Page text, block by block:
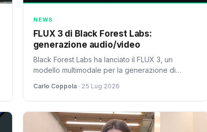
NEWS
FLUX 3 di Black Forest Labs:
generazione audio/video
Black Forest Labs ha lanciato il FLUX 3, un
modello multimodale per la generazione di
progettato per connettere diverse applicazioni di
intelligenza visiva in modo innovativo.
Carlo Coppola· 25 Lug 2026